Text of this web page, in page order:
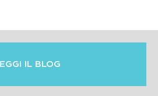
IL BLOG